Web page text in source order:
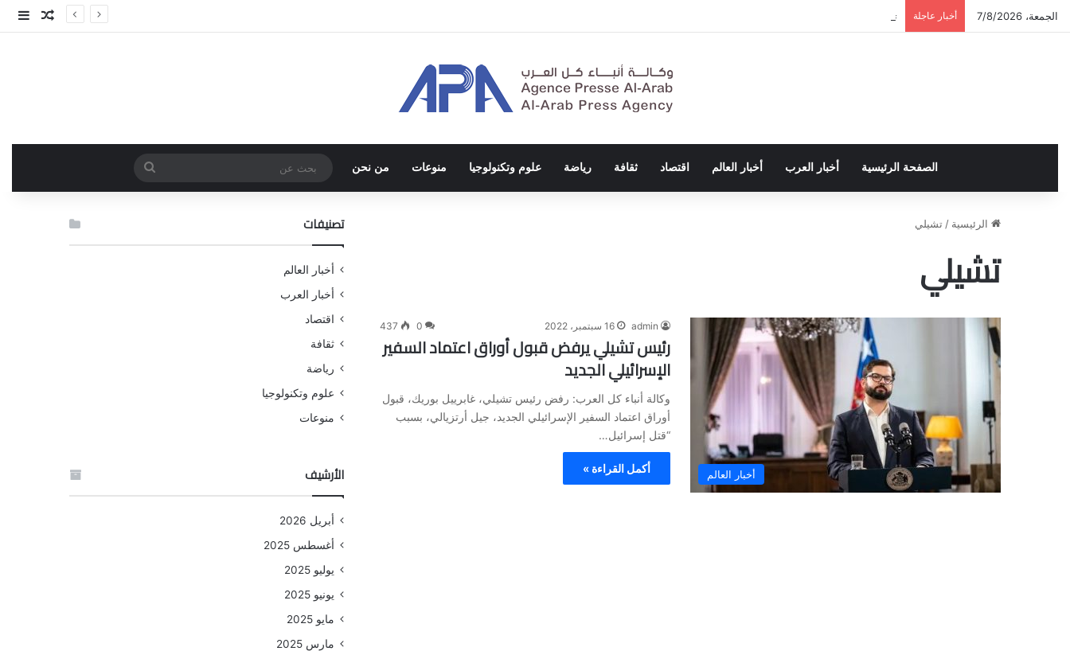
الجمعة، 7/8/2026 أخبار عاجلة تخريج دورة إعداد قيادات أكاديمية لمناهضة الاحتلال والفصل العنصري مقال
الصفحة الرئيسية أخبار العرب أخبار العالم اقتصاد ثقافة رياضة علوم وتكنولوجيا منوعات من نحن
بحث
عن
الرئيسية / تشيلي
تشيلي
أخبار العالم
admin 16 سبتمبر، 2022 0
437
رئيس تشيلي يرفض قبول أوراق اعتماد السفير
الإسرائيلي الجديد
وكالة أنباء كل العرب: رفض رئيس تشيلي، غابرييل بوريك، قبول
أوراق اعتماد السفير الإسرائيلي الجديد، جيل أرتزيالي، بسبب
“قتل إسرائيل…
أكمل القراءة »
تصنيفات
أخبار العالم
أخبار العرب
اقتصاد
ثقافة
رياضة
علوم وتكنولوجيا
منوعات
الأرشيف
أبريل 2026
أغسطس 2025
يوليو 2025
يونيو 2025
مايو 2025
مارس 2025